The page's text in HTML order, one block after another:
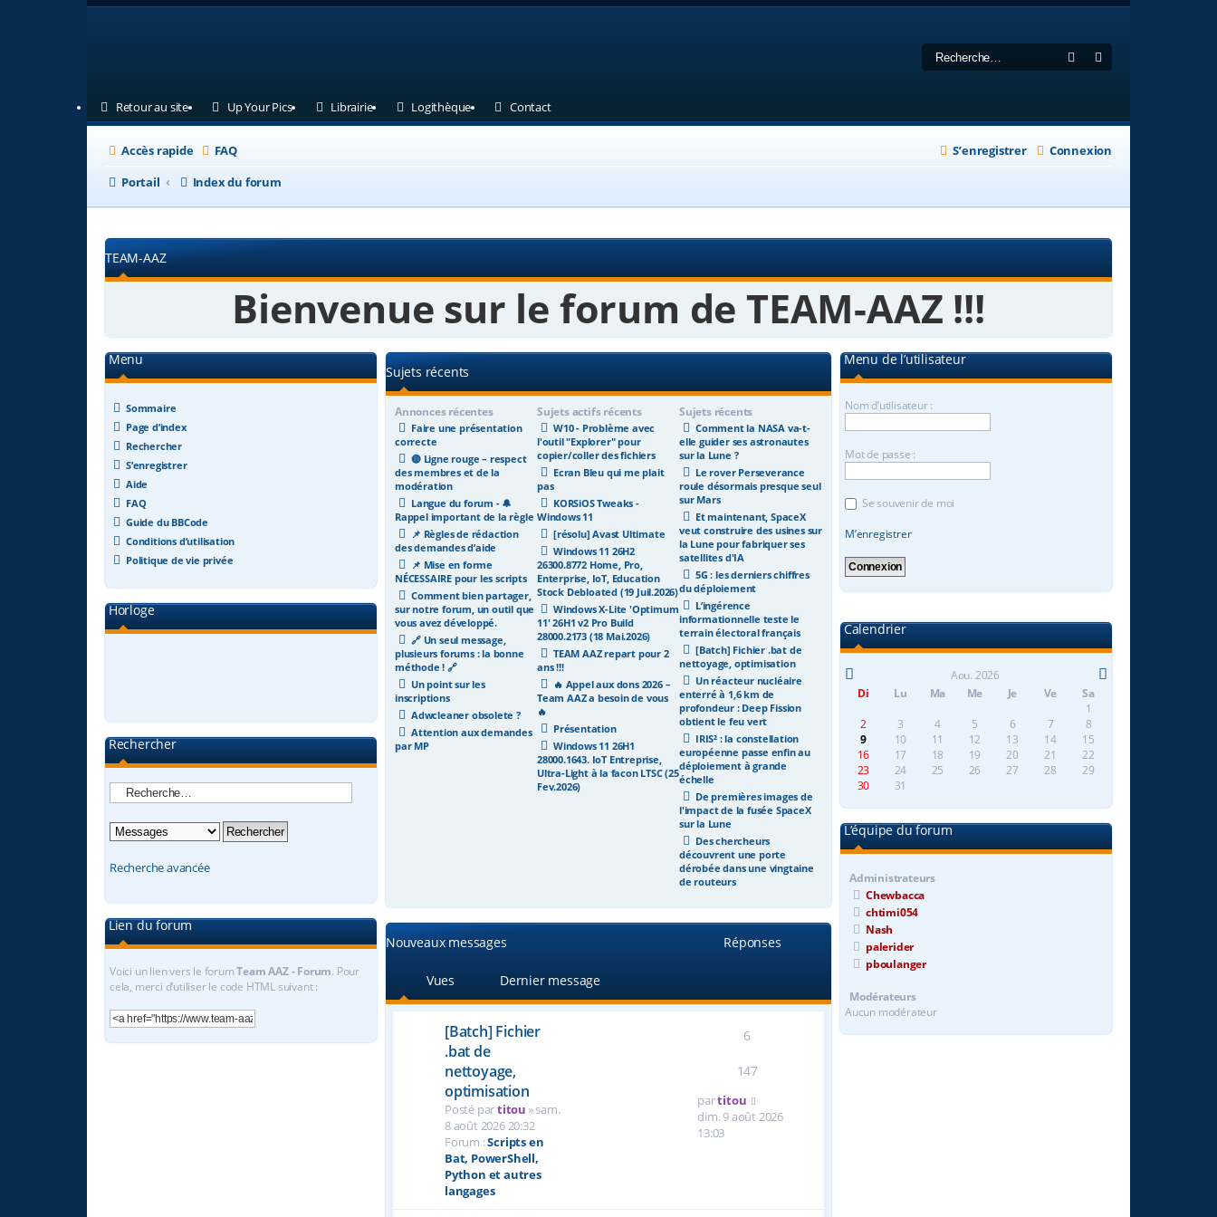
Rechercher
Retour au site(Ouvre un nouvel onglet)
Up Your Pics(Ouvre un nouvel onglet)
Librairie(Ouvre un nouvel onglet)
Logithèque(Ouvre un nouvel onglet)
Contact(Ouvre un nouvel onglet)
Accès rapide FAQ Connexion
S’enregistrer
Portail
Index du forum
TEAM-AAZ
Bienvenue sur le forum de TEAM-AAZ !!!
Sujets récents
Annonces récentes Sujets actifs récents Sujets récents
Faire une présentation
correcte
🔴 Ligne rouge – respect
des membres et de la
modération
Langue du forum - 🔔
Rappel important de la règle
📌 Règles de rédaction
des demandes d’aide
📌 Mise en forme
NÉCESSAIRE pour les scripts
Comment bien partager,
sur notre forum, un outil que
vous avez développé.
🔗 Un seul message,
plusieurs forums : la bonne
méthode ! 🔗
Un point sur les
inscriptions
Adwcleaner obsolete ?
Attention aux demandes
par MP
W10 - Problème avec
l'outil "Explorer" pour
copier/coller des fichiers
Ecran Bleu qui me plait
pas
KORSiOS Tweaks -
Windows 11
[résolu] Avast Ultimate
Windows 11 26H2
26300.8772 Home, Pro,
Enterprise, IoT, Education
Stock Debloated (19 Juil.2026)
Windows X-Lite 'Optimum
11' 26H1 v2 Pro Build
28000.2173 (18 Mai.2026)
TEAM AAZ repart pour 2
ans !!!
🔥 Appel aux dons 2026 –
Team AAZ a besoin de vous
🔥
Présentation
Windows 11 26H1
28000.1643. IoT Entreprise,
Ultra-Light à la facon LTSC (25
Fev.2026)
Comment la NASA va-t-
elle guider ses astronautes
sur la Lune ?
Le rover Perseverance
roule désormais presque seul
sur Mars
Et maintenant, SpaceX
veut construire des usines sur
la Lune pour fabriquer ses
satellites d'IA
5G : les derniers chiffres
du déploiement
L’ingérence
informationnelle teste le
terrain électoral français
[Batch] Fichier .bat de
nettoyage, optimisation
Un réacteur nucléaire
enterré à 1,6 km de
profondeur : Deep Fission
obtient le feu vert
IRIS² : la constellation
européenne passe enfin au
déploiement à grande
échelle
De premières images de
l'impact de la fusée SpaceX
sur la Lune
Des chercheurs
découvrent une porte
dérobée dans une vingtaine
de routeurs
Nouveaux messages Réponses
Vues Dernier message
[Batch] Fichier
.bat de
nettoyage,
optimisation
Posté partitou » sam.
8 août 2026 20:32
Forum :Scripts en
Bat, PowerShell,
Python et autres
langages
6
147
partitou
o
dim. 9 août 2026
13:03
Menu
Sommaire
Page d’index
Rechercher
S’enregistrer
Aide
FAQ
Guide du BBCode
Conditions d’utilisation
Politique de vie privée
Horloge
Rechercher
Recherche avancée
Lien du forum
Voici un lien vers le forumTeam AAZ - Forum. Pour
cela, merci d’utiliser le code HTML suivant :
Menu de l’utilisateur
Nom d’utilisateur :
Mot de passe :
Se souvenir de moi
M’enregistrer
Calendrier
Aou. 2026
Di
Lu Ma Me Je Ve
Sa
1
2
3 4 5 6 7
8
9
10 11 12 13 14
15
16
17 18 19 20 21
22
23
24 25 26 27 28
29
30
31
L’équipe du forum
Administrateurs
Chewbacca
chtimi054
Nash
palerider
pboulanger
Modérateurs
Aucun modérateur